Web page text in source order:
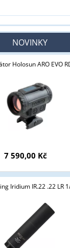
NOVINKY
Holosun ARO EVO
7 590,00 Kč
Iridium IR.22 .22 LR